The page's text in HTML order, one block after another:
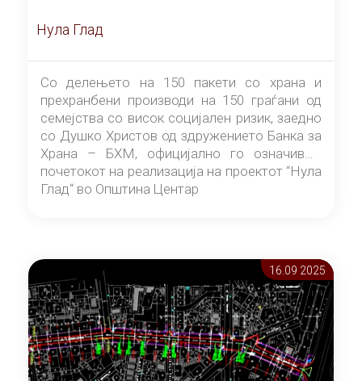
Нула Глад
Со делењето на 150 пакети со храна и
прехранбени производи на 150 граѓани од
семејства со висок социјален ризик, заедно
со Душко Христов од здружението Банка за
Храна – БХМ, официјално го означивме
почетокот на реализација на проектот “Нула
Глад“ во Општина Центар
16.09 2025